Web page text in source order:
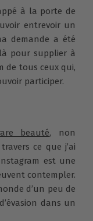
à la porte de
entrevoir un
demande a été
pour supplier à
de tous ceux qui,
participer.
beauté, non
ce que j’ai
est une
contempler.
d’un peu de
dans un